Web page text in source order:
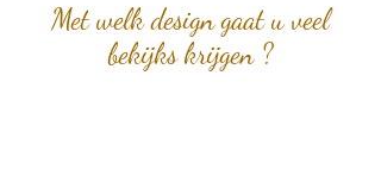
Met welk design gaat u veel
bekijks krijgen ?